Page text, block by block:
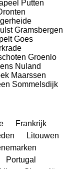
Putten
Gramsbergen
Goes
Groenlo
Nuland
Maarssen
Sommelsdijk
Frankrijk
Litouwen
Portugal